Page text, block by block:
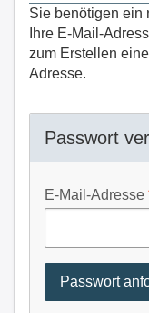
Sie benötigen ein
Ihre E-Mail-
zum Erstellen
Adresse.
Passwort
E-Mail-Adresse